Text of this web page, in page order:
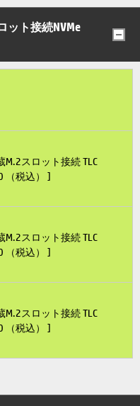
ット接続NVMe
M.2スロット接続 TLC
（税込） ]
M.2スロット接続 TLC
（税込） ]
M.2スロット接続 TLC
（税込） ]